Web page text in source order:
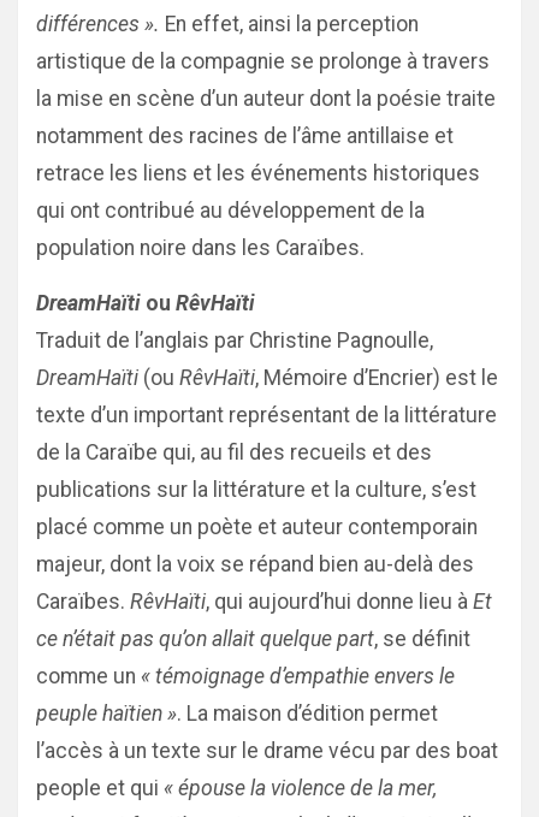
différences ». En effet, ainsi la perception
artistique de la compagnie se prolonge à travers
la mise en scène d’un auteur dont la poésie traite
notamment des racines de l’âme antillaise et
retrace les liens et les événements historiques
qui ont contribué au développement de la
population noire dans les Caraïbes.
DreamHaïti ou RêvHaïti
Traduit de l’anglais par Christine Pagnoulle,
DreamHaïti (ou RêvHaïti, Mémoire d’Encrier) est le
texte d’un important représentant de la littérature
de la Caraïbe qui, au fil des recueils et des
publications sur la littérature et la culture, s’est
placé comme un poète et auteur contemporain
majeur, dont la voix se répand bien au-delà des
Caraïbes. RêvHaïti, qui aujourd’hui donne lieu à Et
ce n’était pas qu’on allait quelque part, se définit
comme un « témoignage d’empathie envers le
peuple haïtien ». La maison d’édition permet
l’accès à un texte sur le drame vécu par des boat
people et qui « épouse la violence de la mer,